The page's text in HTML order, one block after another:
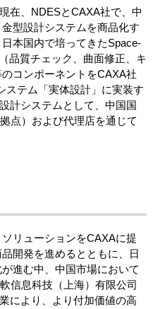
在、NDESとCAXA社で、中
型設計システムを商品化す
本国内で培ってきたSpace-
品質チェック、曲面修正、キ
コンポーネントをCAXA社
ステム「実体設計」に実装す
計システムとして、中国国
点）および代理店を通じて
リューションをCAXAに提
開発を進めるとともに、日
進む中、中国市場において
信息科技（上海）有限公司
により、より付加価値の高